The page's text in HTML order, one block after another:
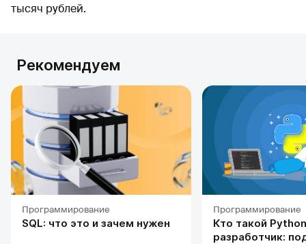
тысяч рублей.
Рекомендуем
Программирование
SQL: что это и зачем нужен
Программирование
Кто такой
разработчик: